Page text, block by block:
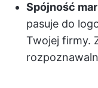
Spójność
pasuje do
Twojej firmy.